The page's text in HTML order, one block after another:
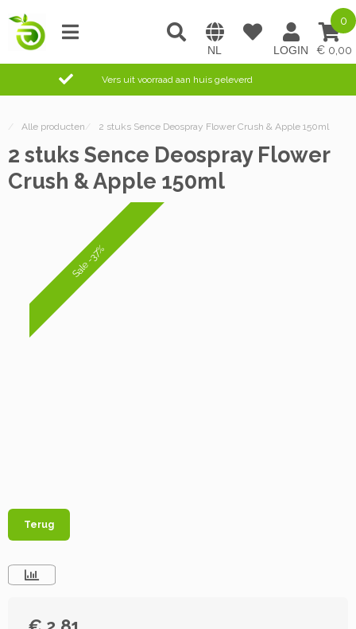
0,00
0
Vers uit voorraad aan huis geleverd
/ Alle producten / 2 stuks Sence Deospray Flower Crush & Apple 150ml
2 stuks Sence Deospray Flower
Crush & Apple 150ml
Sale -37%
Terug